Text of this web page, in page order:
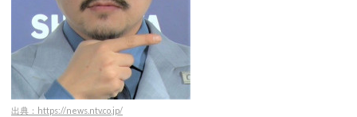
出典：https://news.ntv.co.jp/